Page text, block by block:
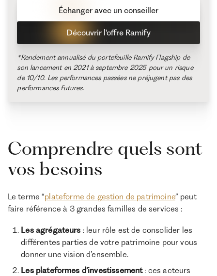
Découvrir l'offre Ramify
Échanger avec un conseiller
*Rendement annualisé du portefeuille Ramify Flagship de
son lancement en 2021 à septembre 2025 pour un risque
de 10/10. Les performances passées ne préjugent pas des
performances futures.
Comprendre quels sont
vos besoins
Le terme “plateforme de gestion de patrimoine” peut
faire référence à 3 grandes familles de services :
Les agrégateurs : leur rôle est de consolider les
différentes parties de votre patrimoine pour vous
donner une vision d’ensemble.
Les plateformes d’investissement: ces acteurs